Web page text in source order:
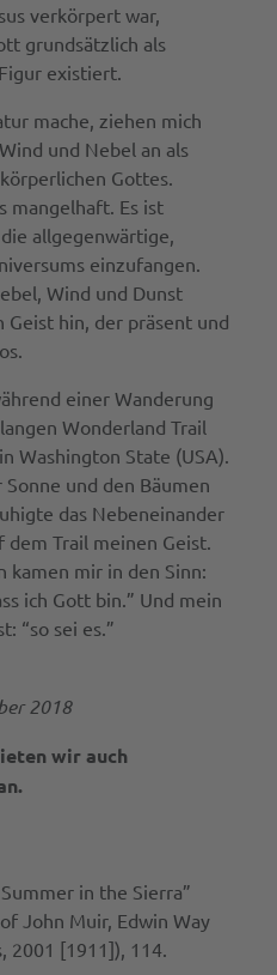
verkörpert war,
grundsätzlich als
existiert.
mache, ziehen mich
und Nebel an als
Gottes.
mangelhaft. Es ist
allgegenwärtige,
einzufangen.
Wind und Dunst
hin, der präsent und
einer Wanderung
Wonderland Trail
Washington State (USA).
und den Bäumen
das Nebeneinander
Trail meinen Geist.
kamen mir in den Sinn:
ich Gott bin.” Und mein
“so sei es.”
2018
wir auch
in the Sierra”
John Muir, Edwin Way
2001 [1911]), 114.